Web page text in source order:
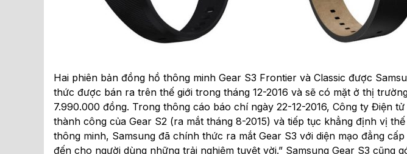
Hai phiên bản đồng hồ thông minh Gear S3 Frontier và Classic được
thức được bán ra trên thế giới trong tháng 12-2016 và sẽ có mặt ở thị
7.990.000 đồng. Trong thông cáo báo chí ngày 22-12-2016, Công ty Điện
thành công của Gear S2 (ra mắt tháng 8-2015) và tiếp tục khẳng định vị
thông minh, Samsung đã chính thức ra mắt Gear S3 với diện mạo đẳng
đến cho người dùng những trải nghiệm tuyệt vời.” Samsung Gear S3 cũng